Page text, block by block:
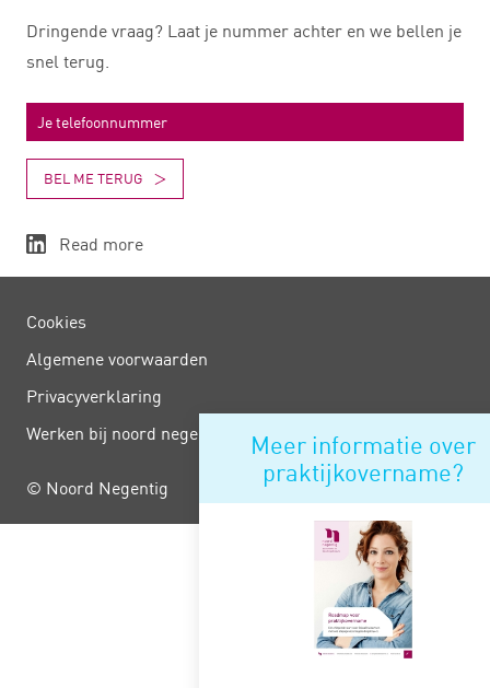
Meer informatie over
praktijkovername?
Dringende vraag? Laat je nummer achter en we bellen je
snel terug.
BEL ME TERUG
Read more
Cookies
Algemene voorwaarden
Privacy­verklaring
Werken bij noord negentig
© Noord Negentig